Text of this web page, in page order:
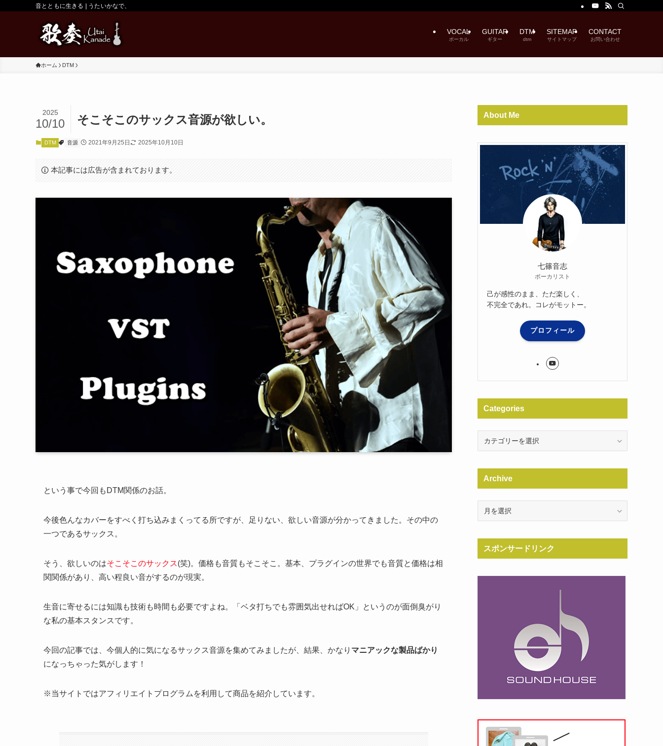
音とともに生きる | うたいかなで、
VOCAL
ボーカル
GUITAR
ギター
DTM
dtm
SITEMAP
サイトマップ
CONTACT
お問い合わせ
ホーム DTM
そこそこのサックス音源が欲しい。
2025
10/10
DTM 音源 2021年9月25日 2025年10月10日
本記事には広告が含まれております。
という事で今回もDTM関係のお話。
今後色んなカバーをすべく打ち込みまくってる所ですが、足りない、欲しい音源が分かってきました。その中の
一つであるサックス。
そう、欲しいのはそこそこのサックス(笑)。価格も音質もそこそこ。基本、プラグインの世界でも音質と価格は相
関関係があり、高い程良い音がするのが現実。
生音に寄せるには知識も技術も時間も必要ですよね。「ベタ打ちでも雰囲気出せればOK」というのが面倒臭がり
な私の基本スタンスです。
今回の記事では、今個人的に気になるサックス音源を集めてみましたが、結果、かなり マニアックな製品ばかり
になっちゃった気がします！
※当サイトではアフィリエイトプログラムを利用して商品を紹介しています。
About Me
七篠音志
ボーカリスト
己が感性のまま、ただ楽しく、
不完全であれ。コレがモットー。
プロフィール
Categories
Archive
スポンサードリンク